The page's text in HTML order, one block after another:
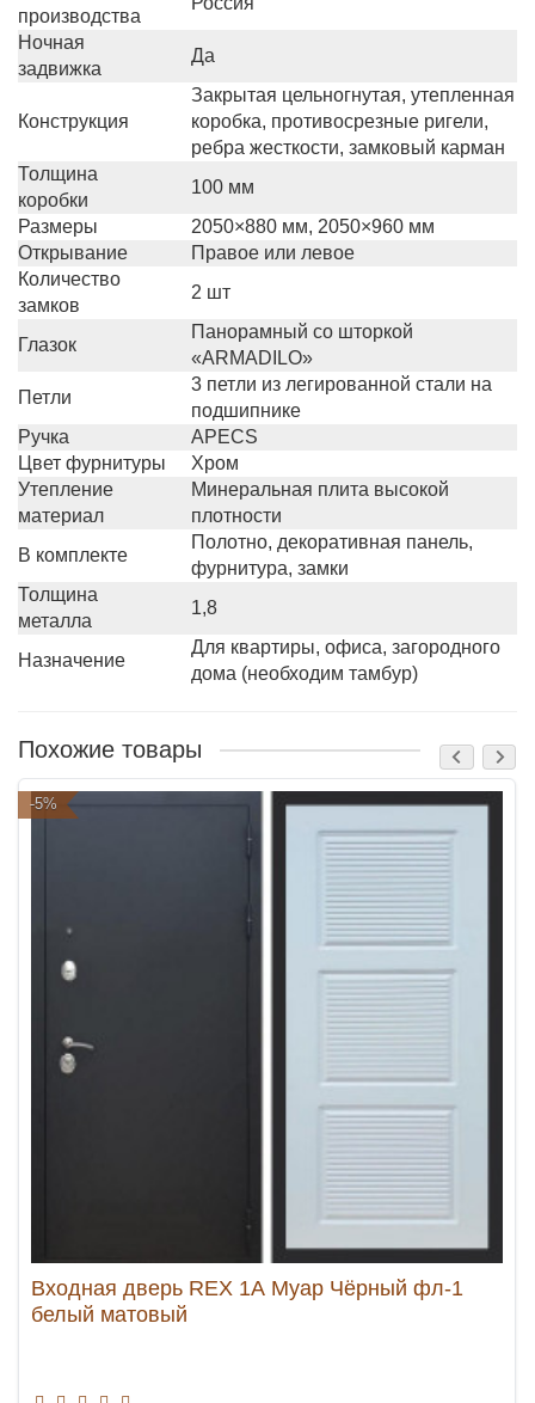
производства
Ночная
задвижка
Да
Конструкция
Закрытая цельногнутая, утепленная
коробка, противосрезные ригели,
ребра жесткости, замковый карман
Толщина
коробки
100 мм
Размеры
2050×880 мм, 2050×960 мм
Открывание
Правое или левое
Количество
замков
2 шт
Глазок
Панорамный со шторкой
«ARMADILO»
Петли
3 петли из легированной стали на
подшипнике
Ручка
APECS
Цвет фурнитуры
Хром
Утепление
материал
Минеральная плита высокой
плотности
В комплекте
Полотно, декоративная панель,
фурнитура, замки
Толщина
металла
1,8
Назначение
Для квартиры, офиса, загородного
дома (необходим тамбур)
Похожие товары
-5%
Входная дверь REX 1А Муар Чёрный фл-1
белый матовый